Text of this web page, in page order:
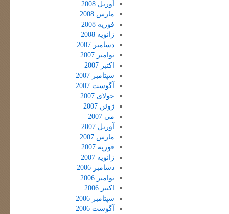
آوریل 2008
مارس 2008
فوریه 2008
ژانویه 2008
دسامبر 2007
نوامبر 2007
اکتبر 2007
سپتامبر 2007
آگوست 2007
جولای 2007
ژوئن 2007
می 2007
آوریل 2007
مارس 2007
فوریه 2007
ژانویه 2007
دسامبر 2006
نوامبر 2006
اکتبر 2006
سپتامبر 2006
آگوست 2006